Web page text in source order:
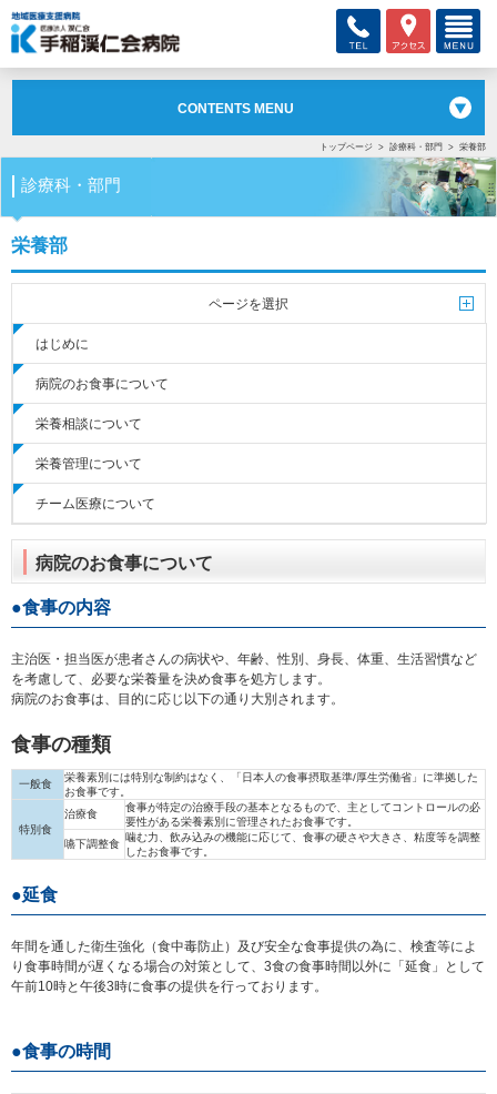
CONTENTS MENU
トップページ 診療科・部門 栄養部
診療科・部門
栄養部
ページを選択
はじめに
病院のお食事について
栄養相談について
栄養管理について
チーム医療について
病院のお食事について
食事の内容
主治医・担当医が患者さんの病状や、年齢、性別、身長、体重、生活習慣など
を考慮して、必要な栄養量を決め食事を処方します。
病院のお食事は、目的に応じ以下の通り大別されます。
食事の種類
一般食
栄養素別には特別な制約はなく、「日本人の食事摂取基準/厚生労働省」に準拠した
お食事です。
特別食
治療食
食事が特定の治療手段の基本となるもので、主としてコントロールの必
要性がある栄養素別に管理されたお食事です。
嚥下調整食
噛む力、飲み込みの機能に応じて、食事の硬さや大きさ、粘度等を調整
したお食事です。
延食
年間を通した衛生強化（食中毒防止）及び安全な食事提供の為に、検査等によ
り食事時間が遅くなる場合の対策として、3食の食事時間以外に「延食」として
午前10時と午後3時に食事の提供を行っております。
食事の時間